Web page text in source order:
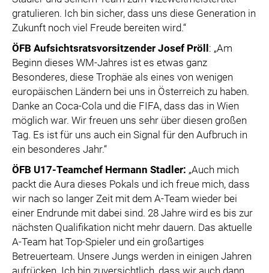
gratulieren. Ich bin sicher, dass uns diese Generation in
Zukunft noch viel Freude bereiten wird.“
ÖFB Aufsichtsratsvorsitzender Josef Pröll : „Am
Beginn dieses WM-Jahres ist es etwas ganz
Besonderes, diese Trophäe als eines von wenigen
europäischen Ländern bei uns in Österreich zu haben.
Danke an Coca-Cola und die FIFA, dass das in Wien
möglich war. Wir freuen uns sehr über diesen großen
Tag. Es ist für uns auch ein Signal für den Aufbruch in
ein besonderes Jahr.“
ÖFB U17-Teamchef Hermann Stadler: „Auch mich
packt die Aura dieses Pokals und ich freue mich, dass
wir nach so langer Zeit mit dem A-Team wieder bei
einer Endrunde mit dabei sind. 28 Jahre wird es bis zur
nächsten Qualifikation nicht mehr dauern. Das aktuelle
A-Team hat Top-Spieler und ein großartiges
Betreuerteam. Unsere Jungs werden in einigen Jahren
aufrücken. Ich bin zuversichtlich, dass wir auch dann